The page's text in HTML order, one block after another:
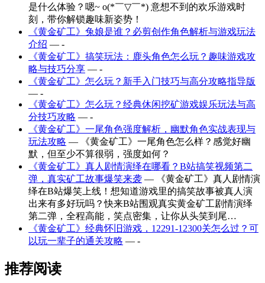
是什么体验？嗯~ o(*￣▽￣*) 意想不到的欢乐游戏时
刻，带你解锁趣味新姿势！
《黄金矿工》兔娘是谁？必剪创作角色解析与游戏玩法
介绍 — -
《黄金矿工》搞笑玩法：鹿头角色怎么玩？趣味游戏攻
略与技巧分享 — -
《黄金矿工》怎么玩？新手入门技巧与高分攻略指导版
— -
《黄金矿工》怎么玩？经典休闲挖矿游戏娱乐玩法与高
分技巧攻略 — -
《黄金矿工》一尾角色强度解析，幽默角色实战表现与
玩法攻略 — 《黄金矿工》一尾角色怎么样？感觉好幽
默，但至少不算很弱，强度如何？
《黄金矿工》真人剧情演绎在哪看？B站搞笑视频第二
弹，真实矿工故事爆笑来袭 — 《黄金矿工》真人剧情演
绎在B站爆笑上线！想知道游戏里的搞笑故事被真人演
出来有多好玩吗？快来B站围观真实黄金矿工剧情演绎
第二弹，全程高能，笑点密集，让你从头笑到尾…
《黄金矿工》经典怀旧游戏，12291-12300关怎么过？可
以玩一辈子的通关攻略 — -
推荐阅读